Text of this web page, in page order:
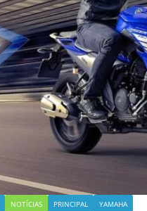
NOTÍCIAS PRINCIPAL YAMAHA